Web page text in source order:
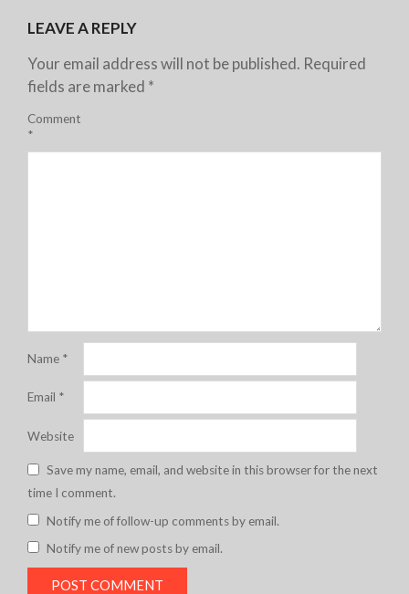
LEAVE A REPLY
Your email address will not be published. Required
fields are marked *
Comment
*
Name *
Email *
Website
Save my name, email, and website in this browser for the next
time I comment.
Notify me of follow-up comments by email.
Notify me of new posts by email.